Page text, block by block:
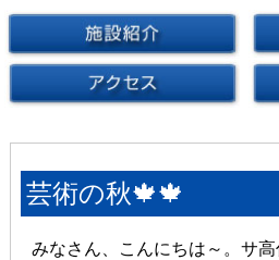
芸術の秋🍁🍁
みなさん、こんにちは～。サ高